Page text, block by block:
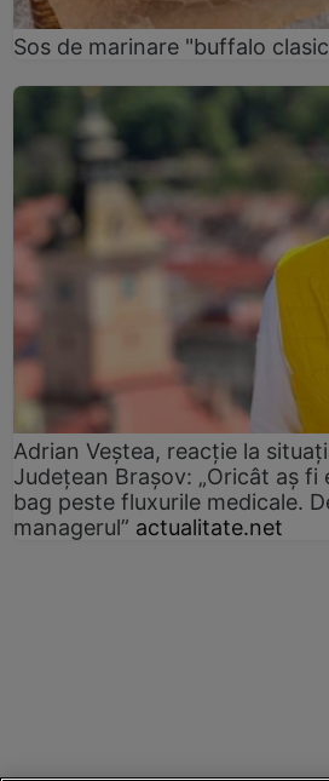
Sos de marinare "buffalo
Adrian Veștea, reacție la
Județean Brașov: „Oricât aș fi
bag peste fluxurile medicale.
managerul” actualitate.net